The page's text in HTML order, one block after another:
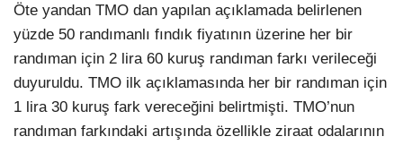
Instagram
Youtube
Öte yandan TMO dan yapılan açıklamada belirlenen
yüzde 50 randımanlı fındık fiyatının üzerine her bir
randıman için 2 lira 60 kuruş randıman farkı verileceği
duyuruldu. TMO ilk açıklamasında her bir randıman için
1 lira 30 kuruş fark vereceğini belirtmişti. TMO’nun
randıman farkındaki artışında özellikle ziraat odalarının